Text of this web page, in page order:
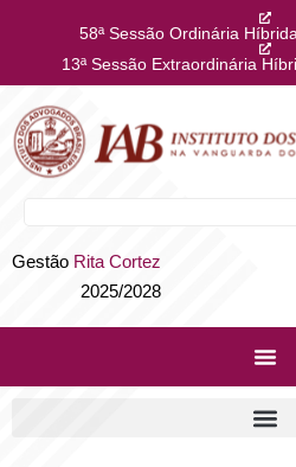
58ª Sessão Ordinária
13ª Sessão Extraordinária
Gestão Rita Cortez
2025/2028